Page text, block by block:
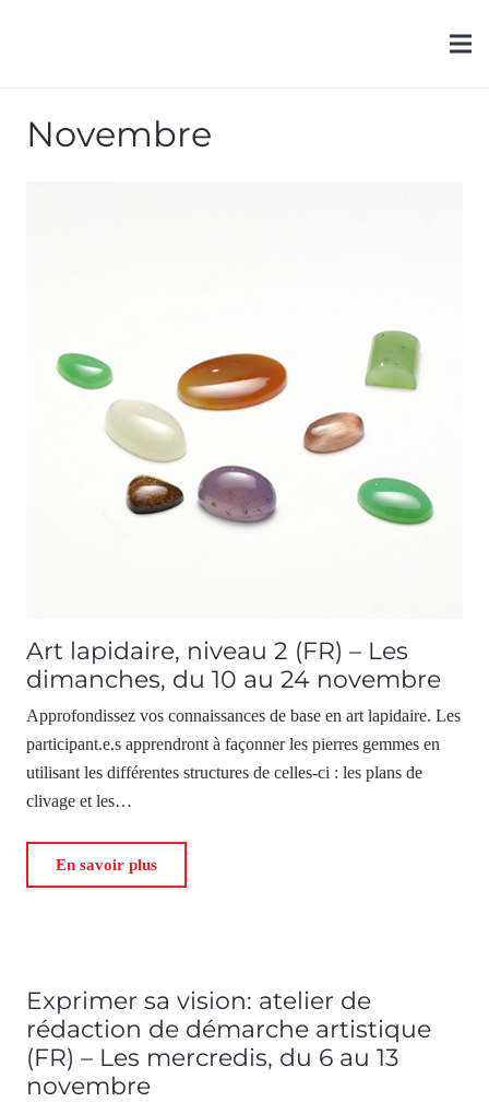
Novembre
Art lapidaire, niveau 2 (FR) – Les
dimanches, du 10 au 24 novembre
Approfondissez vos connaissances de base en art lapidaire. Les
participant.e.s apprendront à façonner les pierres gemmes en
utilisant les différentes structures de celles-ci : les plans de
clivage et les…
En savoir plus
Exprimer sa vision: atelier de
rédaction de démarche artistique
(FR) – Les mercredis, du 6 au 13
novembre